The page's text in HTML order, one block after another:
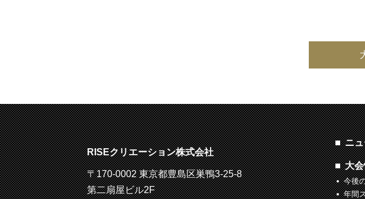
RISEクリエーション株式会社
〒170-0002 東京都豊島区巣鴨3-25-8
第二扇屋ビル2F
ニ
大
今後
年間